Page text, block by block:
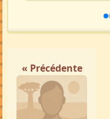
« Précédente